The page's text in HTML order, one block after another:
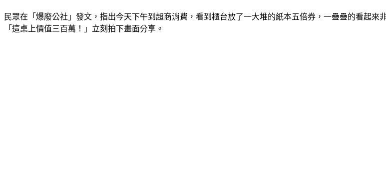
民眾在「爆廢公社」發文，指出今天下午到超商消費，看到櫃台放了一大堆的紙本五倍券，一疊疊的看起
「這桌上價值三百萬！」立刻拍下畫面分享。